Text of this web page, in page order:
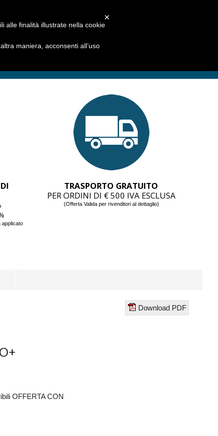
applicato
TRASPORTO GRATUITO
PER ORDINI DI € 500 IVA ESCLUSA
(Offerta Valida per rivenditori al dettaglio)
Download PDF
OFFERTA CON
Download PDF
×
alle finalità illustrate nella cookie
maniera, acconsenti all’uso